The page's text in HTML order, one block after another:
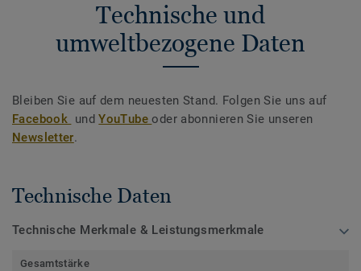
Technische und
umweltbezogene Daten
Bleiben Sie auf dem neuesten Stand. Folgen Sie uns auf
Facebook undYouTubeoder abonnieren Sie unseren
Newsletter.
Technische Daten
Technische Merkmale & Leistungsmerkmale
Gesamtstärke